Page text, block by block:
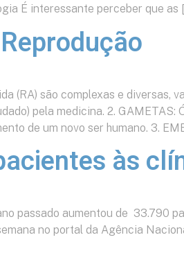
É interessante perceber que as
(RA) são complexas e diversas,
pela medicina. 2.
de um novo ser humano. 3.
às
passado aumentou de 33.790
no portal da Agência